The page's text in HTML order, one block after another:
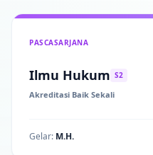
PASCASARJANA
Ilmu Hukum S2
Akreditasi Baik Sekali
Gelar: M.H.